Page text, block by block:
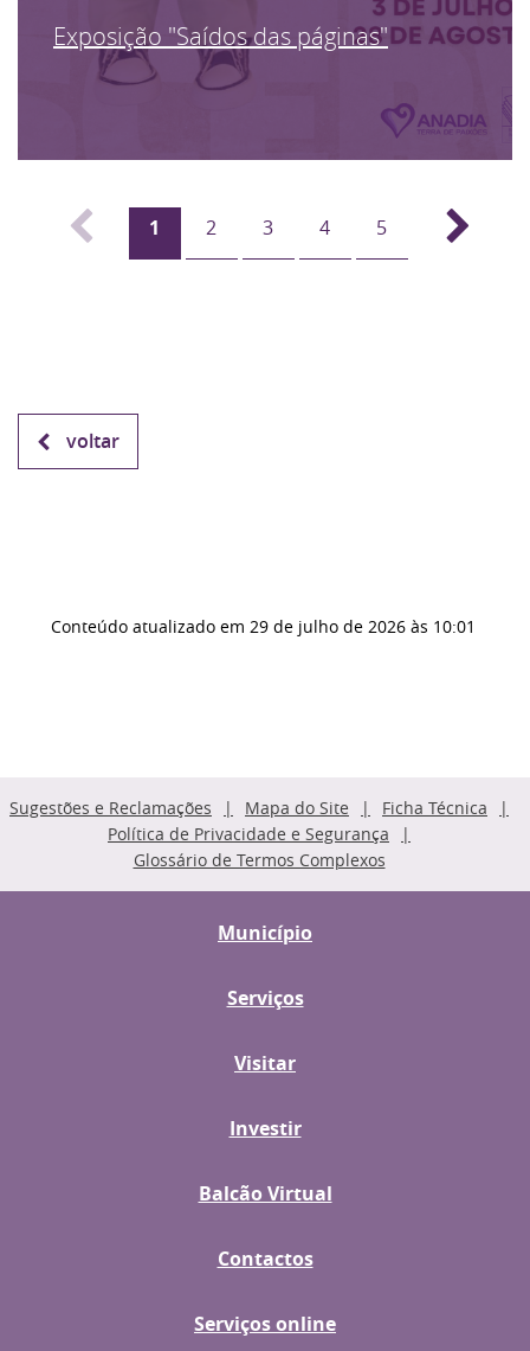
Exposição "Saídos das páginas"
1 2 3 4 5
voltar
Conteúdo atualizado em 29 de julho de 2026 às 10:01
Sugestões e Reclamações Mapa do Site
Ficha Técnica
Política de Privacidade e Segurança
Glossário de Termos Complexos
Município
Serviços
Visitar
Investir
Balcão Virtual
Contactos
Serviços online